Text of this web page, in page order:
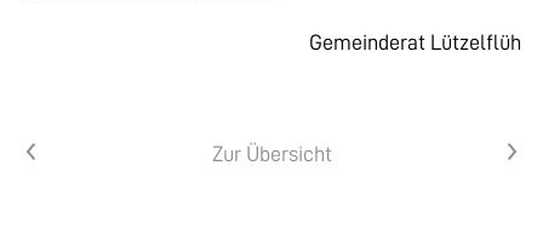
Gemeinderat Lützelflüh
Vorheriger Artikel Zur Übersicht Nächster Artikel